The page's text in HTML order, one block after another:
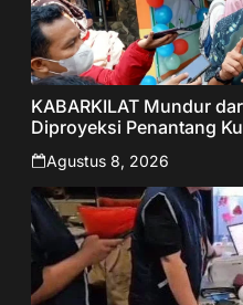
KABARKILAT Mundur
Diproyeksi Penantang
Jabar Publisher
Agustus 8, 2026